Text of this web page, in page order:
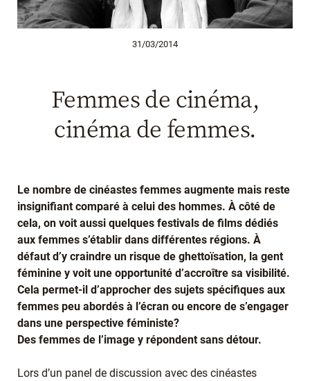
31/03/2014
Femmes de cinéma,
cinéma de femmes.
Le nombre de cinéastes femmes augmente mais reste
insignifiant comparé à celui des hommes. À côté de
cela, on voit aussi quelques festivals de films dédiés
aux femmes s’établir dans différentes régions. À
défaut d’y craindre un risque de ghettoïsation, la gent
féminine y voit une opportunité d’accroître sa visibilité.
Cela permet-il d’approcher des sujets spécifiques aux
femmes peu abordés à l’écran ou encore de s’engager
dans une perspective féministe?
Des femmes de l’image y répondent sans détour.
Lors d’un panel de discussion avec des cinéastes